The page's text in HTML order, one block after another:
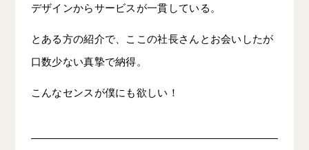
デザインからサービスが一貫している。
とある方の紹介で、ここの社長さんとお会いしたが
口数少ない真摯で納得。
こんなセンスが僕にも欲しい！